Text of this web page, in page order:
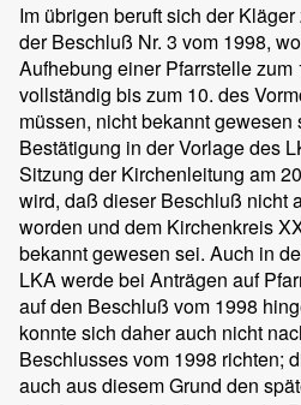
Im übrigen beruft sich der
der Beschluß Nr. 3 vom 1998,
Aufhebung einer Pfarrstelle zum
vollständig bis zum 10. des
müssen, nicht bekannt
Bestätigung in der Vorlage des
Sitzung der Kirchenleitung am
wird, daß dieser Beschluß nicht
worden und dem Kirchenkreis
bekannt gewesen sei. Auch in
LKA werde bei Anträgen auf
auf den Beschluß vom 1998
konnte sich daher auch nicht
Beschlusses vom 1998 richten;
auch aus diesem Grund den